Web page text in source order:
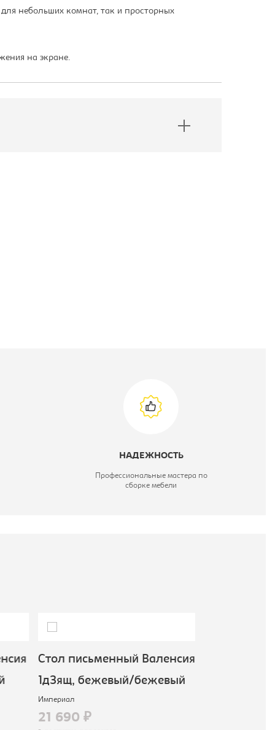
небольших комнат, так и просторных
на экране.
НАДЕЖНОСТЬ
Профессиональные мастера по
сборке мебели
Cтол письменный Валенсия
1д3ящ, бежевый/бежевый
Империал
21 690 ₽